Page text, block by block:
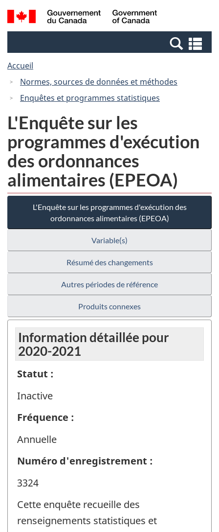
Passer
au
Passer
à
Canada
Recherche
et
et
Accueil
Normes, sources de données et méthodes
Enquêtes et programmes statistiques
L'Enquête sur les
programmes d'exécution
des ordonnances
alimentaires (EPEOA)
L'Enquête sur les programmes d'exécution des
ordonnances alimentaires (EPEOA)
Variable(s)
Résumé des changements
Autres périodes de référence
Produits connexes
Information détaillée pour
2020-2021
Statut :
Inactive
Fréquence :
Annuelle
Numéro d'enregistrement :
3324
Cette enquête recueille des
renseignements statistiques et